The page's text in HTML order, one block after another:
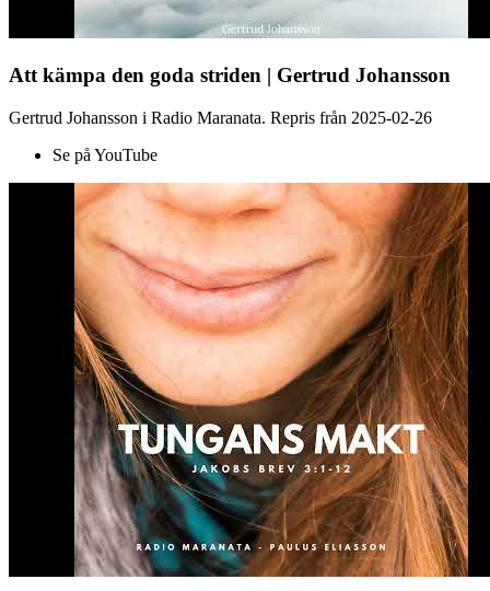
Att kämpa den goda striden | Gertrud Johansson
Gertrud Johansson i Radio Maranata. Repris från 2025-02-26
Se på YouTube